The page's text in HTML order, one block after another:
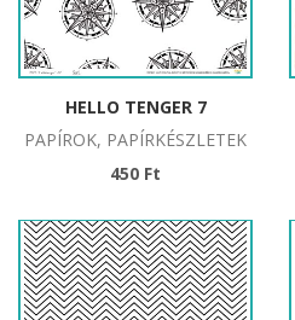
HELLO TENGER 7
PAPÍROK, PAPÍRKÉSZLETEK
450 Ft